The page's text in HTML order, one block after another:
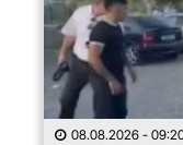
08.08.2026 -